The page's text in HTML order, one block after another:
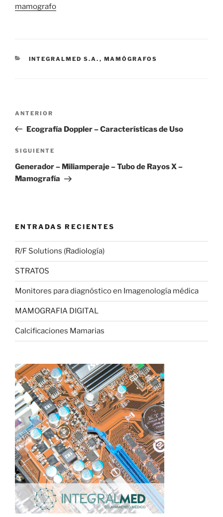
mamografo
CATEGORÍAS
INTEGRALMED S.A. , MAMÓGRAFOS
Navegación
entradas
Entrada
anterior:
ANTERIOR
Ecografía Doppler – Características de Uso
Siguiente
entrada
SIGUIENTE
Generador – Miliamperaje – Tubo de Rayos X –
Mamografía
ENTRADAS RECIENTES
R/F Solutions (Radiología)
STRATOS
Monitores para diagnóstico en Imagenología médica
MAMOGRAFIA DIGITAL
Calcificaciones Mamarias